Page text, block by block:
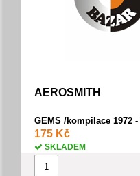
AEROSMITH
GEMS /kompilace 1972 -
175 Kč
SKLADEM